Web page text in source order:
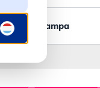
pre-stampa